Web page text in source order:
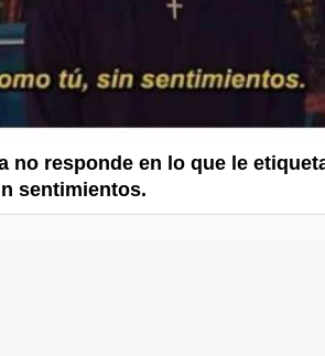
no responde en lo que le
sentimientos.